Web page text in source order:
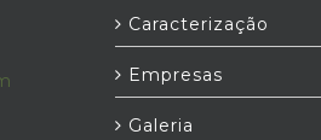
Caracterização
Empresas
Galeria